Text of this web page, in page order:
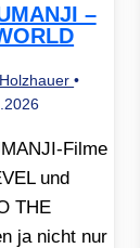
–
•
Filme
und
THE
ja nicht nur